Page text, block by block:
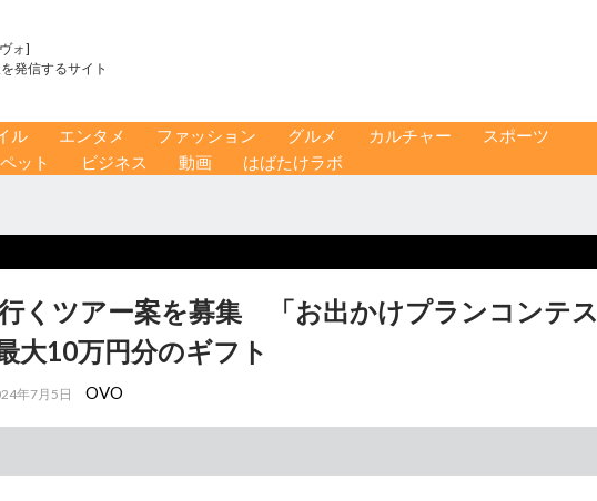
ォ]
発信するサイト
ル エンタメ ファッション グルメ カルチャー
スポーツ
ペット ビジネス 動画 はばたけラボ
くツアー案を募集 「お出かけプランコンテス
大10万円分のギフト
年7月5日 OVO